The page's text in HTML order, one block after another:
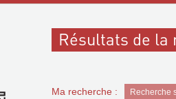
Résultats de la
Ma recherche : Recherche